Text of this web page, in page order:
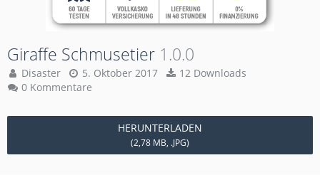
Giraffe Schmusetier 1.0.0
Disaster 5. Oktober 2017
12 Downloads
0 Kommentare
HERUNTERLADEN
(2,78 MB, .JPG)